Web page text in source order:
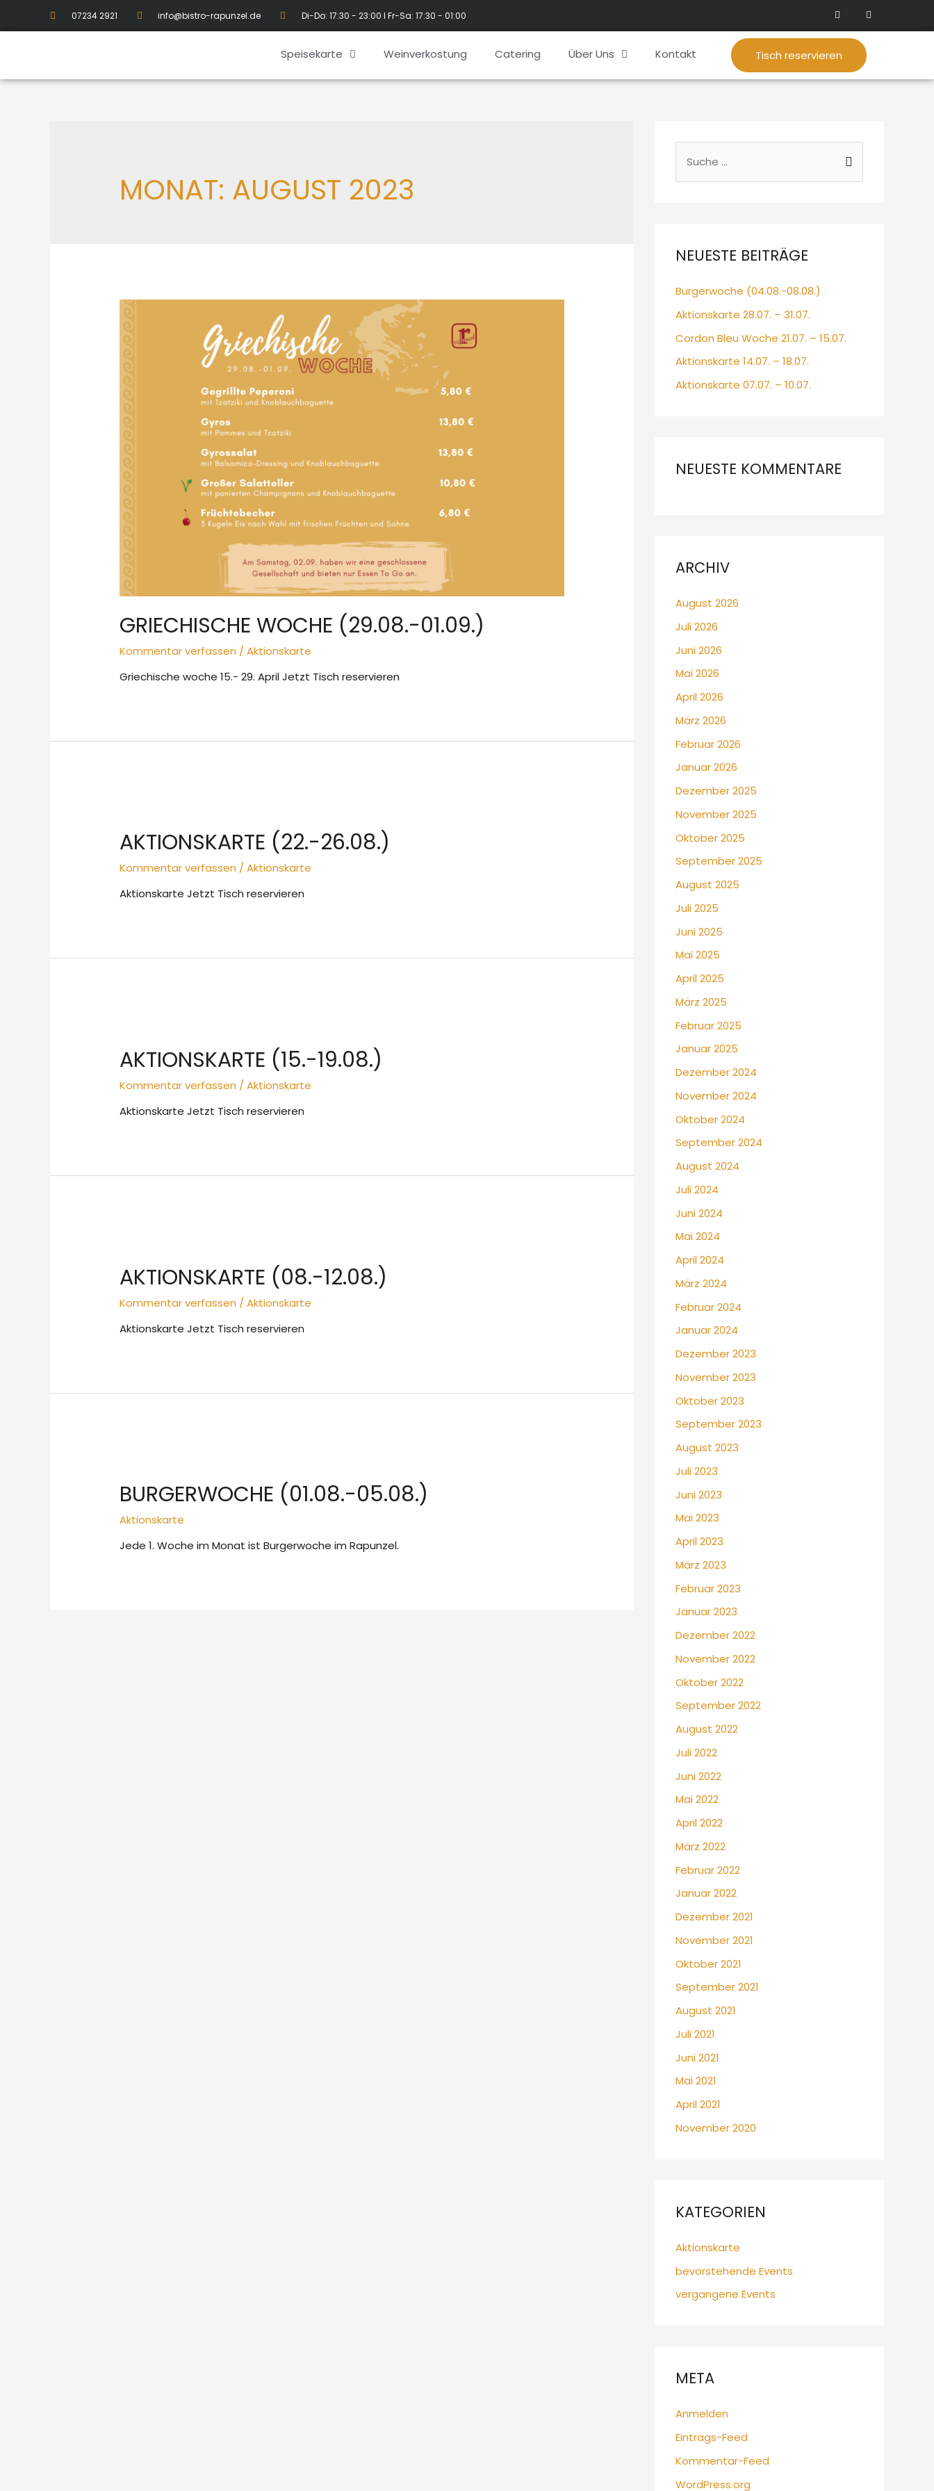
07234 2921 info@bistro-rapunzel.de Di-Do: 17:30 - 23:00 l Fr-Sa: 17:30 - 01:00
Speisekarte Weinverkostung Catering Über Uns Kontakt Tisch reservieren
MONAT: AUGUST 2023
GRIECHISCHE WOCHE (29.08.-01.09.)
Kommentar verfassen /Aktionskarte
Griechische woche 15.- 29. April Jetzt Tisch reservieren
AKTIONSKARTE (22.-26.08.)
Kommentar verfassen /Aktionskarte
Aktionskarte Jetzt Tisch reservieren
AKTIONSKARTE (15.-19.08.)
Kommentar verfassen /Aktionskarte
Aktionskarte Jetzt Tisch reservieren
AKTIONSKARTE (08.-12.08.)
Kommentar verfassen /Aktionskarte
Aktionskarte Jetzt Tisch reservieren
BURGERWOCHE (01.08.-05.08.)
Aktionskarte
Jede 1. Woche im Monat ist Burgerwoche im Rapunzel.
NEUESTE BEITRÄGE
Burgerwoche (04.08.-08.08.)
Aktionskarte 28.07. – 31.07.
Cordon Bleu Woche 21.07. – 15.07.
Aktionskarte 14.07. – 18.07.
Aktionskarte 07.07. – 10.07.
NEUESTE KOMMENTARE
ARCHIV
August 2026
Juli 2026
Juni 2026
Mai 2026
April 2026
März 2026
Februar 2026
Januar 2026
Dezember 2025
November 2025
Oktober 2025
September 2025
August 2025
Juli 2025
Juni 2025
Mai 2025
April 2025
März 2025
Februar 2025
Januar 2025
Dezember 2024
November 2024
Oktober 2024
September 2024
August 2024
Juli 2024
Juni 2024
Mai 2024
April 2024
März 2024
Februar 2024
Januar 2024
Dezember 2023
November 2023
Oktober 2023
September 2023
August 2023
Juli 2023
Juni 2023
Mai 2023
April 2023
März 2023
Februar 2023
Januar 2023
Dezember 2022
November 2022
Oktober 2022
September 2022
August 2022
Juli 2022
Juni 2022
Mai 2022
April 2022
März 2022
Februar 2022
Januar 2022
Dezember 2021
November 2021
Oktober 2021
September 2021
August 2021
Juli 2021
Juni 2021
Mai 2021
April 2021
November 2020
KATEGORIEN
Aktionskarte
bevorstehende Events
vergangene Events
META
Anmelden
Eintrags-Feed
Kommentar-Feed
WordPress.org